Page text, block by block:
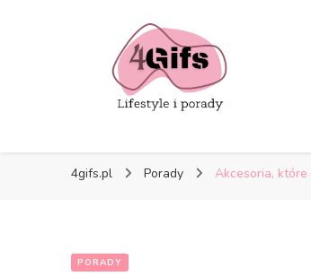
4gifs.pl Porady Akcesoria, które
PORADY